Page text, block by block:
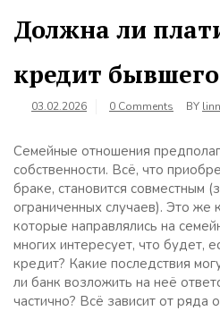
Должна ли
кредит
03.02.2026 0 Comments BY
Семейные отношения
собственности. Всё, что
браке, становится совместным
ограниченных случаев). Это же
которые направлялись на
многих интересует, что будет,
кредит? Какие последствия
ли банк возложить на неё
частично? Всё зависит от ряда